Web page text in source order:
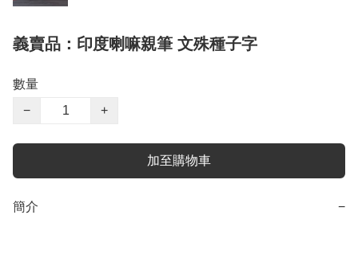
義賣品：印度喇嘛親筆 文殊種子字
數量
−
+
加至購物車
簡介 −